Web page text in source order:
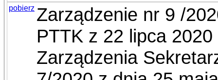
pobierz Zarządzenie nr 9 /
PTTK z 22 lipca
Zarządzenia